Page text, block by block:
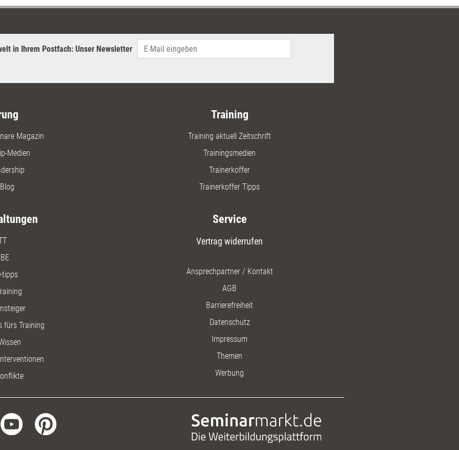
Nancy Kline ihr Konzept
in Ihrem Postfach: Unser Newsletter
Magazin
Medien
Training
Training aktuell Zeitschrift
Trainingsmedien
Trainerkoffer
Trainerkoffer Tipps
fürs Training
Service
Vertrag widerrufen
Ansprechpartner / Kontakt
AGB
Barrierefreiheit
Datenschutz
Impressum
Themen
Werbung